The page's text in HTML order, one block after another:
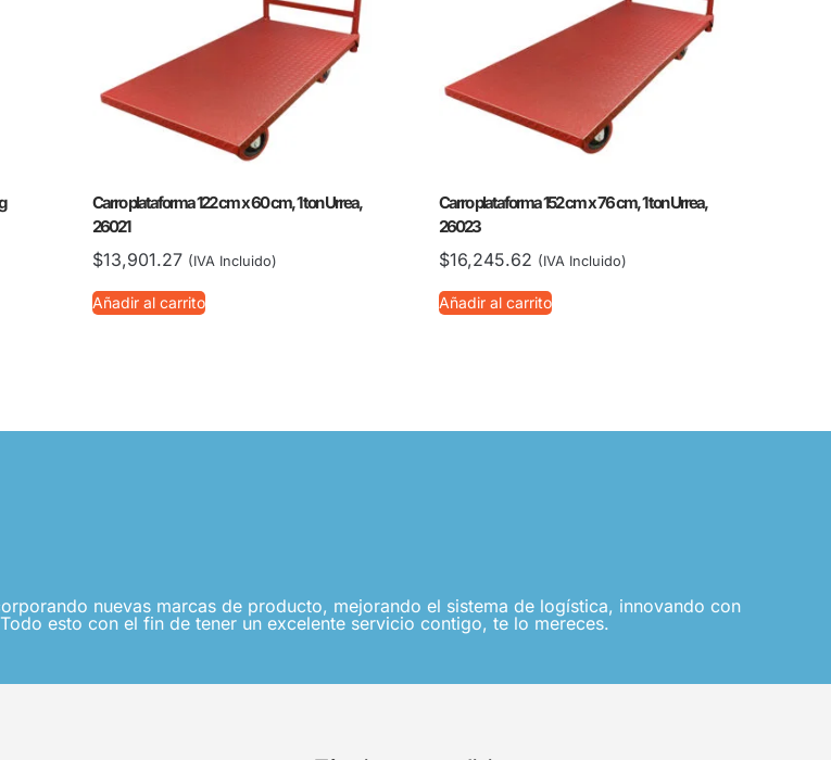
Carro plataforma 122 cm x 60 cm, 1 ton Urrea,
26021
$13,901.27 (IVA Incluido)
Añadir al carrito
Carro plataforma 152 cm x 76 cm, 1 ton Urrea,
26023
$16,245.62 (IVA Incluido)
Añadir al carrito
nuevas marcas de producto, mejorando el sistema de logística, innovando con
esto con el fin de tener un excelente servicio contigo, te lo mereces.